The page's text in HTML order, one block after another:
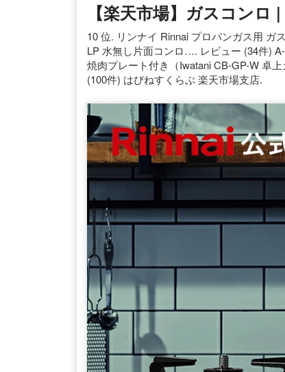
【楽天市場】ガスコンロ
10 位. リンナイ Rinnai プロパンガス用 ガ
LP 水無し片面コンロ…. レビュー (34件)
焼肉プレート付き（Iwatani CB-GP-W 卓
(100件) はぴねすくらぶ 楽天市場支店.